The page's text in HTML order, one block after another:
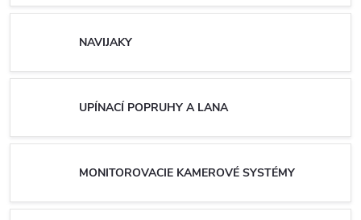
NAVIJAKY
UPÍNACÍ POPRUHY A LANA
MONITOROVACIE KAMEROVÉ SYSTÉMY